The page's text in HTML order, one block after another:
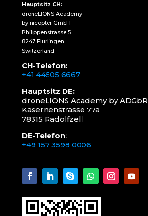
Hauptsitz CH:
droneLIONS Academy
by nicopter GmbH
Philippenstrasse 5
8247 Flurlingen
Switzerland
CH-Telefon:
+41 44505 6667
Hauptsitz DE:
droneLIONS Academy by ADGbR
Kasernenstrasse 77a
78315 Radolfzell
DE-Telefon:
+49 157 3598 0006